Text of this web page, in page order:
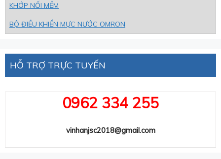
KHỚP NỐI MỀM
BỘ ĐIỀU KHIỂN MỰC NƯỚC OMRON
HỖ TRỢ TRỰC TUYẾN
0962 334 255
vinhanjsc2018@gmail.com